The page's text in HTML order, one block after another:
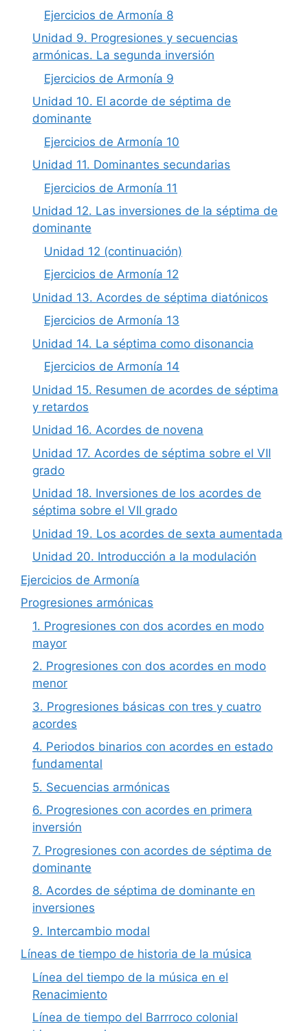
Ejercicios de Armonía 8
Unidad 9. Progresiones y secuencias
armónicas. La segunda inversión
Ejercicios de Armonía 9
Unidad 10. El acorde de séptima de
dominante
Ejercicios de Armonía 10
Unidad 11. Dominantes secundarias
Ejercicios de Armonía 11
Unidad 12. Las inversiones de la séptima de
dominante
Unidad 12 (continuación)
Ejercicios de Armonía 12
Unidad 13. Acordes de séptima diatónicos
Ejercicios de Armonía 13
Unidad 14. La séptima como disonancia
Ejercicios de Armonía 14
Unidad 15. Resumen de acordes de séptima
y retardos
Unidad 16. Acordes de novena
Unidad 17. Acordes de séptima sobre el VII
grado
Unidad 18. Inversiones de los acordes de
séptima sobre el VII grado
Unidad 19. Los acordes de sexta aumentada
Unidad 20. Introducción a la modulación
Ejercicios de Armonía
Progresiones armónicas
1. Progresiones con dos acordes en modo
mayor
2. Progresiones con dos acordes en modo
menor
3. Progresiones básicas con tres y cuatro
acordes
4. Periodos binarios con acordes en estado
fundamental
5. Secuencias armónicas
6. Progresiones con acordes en primera
inversión
7. Progresiones con acordes de séptima de
dominante
8. Acordes de séptima de dominante en
inversiones
9. Intercambio modal
Líneas de tiempo de historia de la música
Línea del tiempo de la música en el
Renacimiento
Línea de tiempo del Barrroco colonial